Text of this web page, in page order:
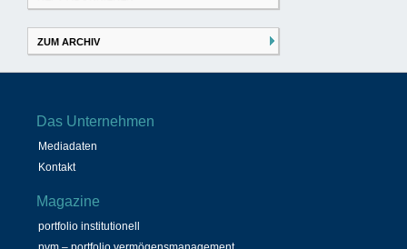
ZUM ARCHIV
Das Unternehmen
Mediadaten
Kontakt
Magazine
portfolio institutionell